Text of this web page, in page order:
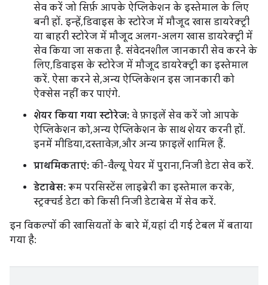
सेव करें जो सिर्फ़ आपके ऐप्लिकेशन के इस्तेमाल के लिए
बनी हों. इन्हें, डिवाइस के स्टोरेज में मौजूद खास डायरेक्ट्री
या बाहरी स्टोरेज में मौजूद अलग-अलग खास डायरेक्ट्री में
सेव किया जा सकता है. संवेदनशील जानकारी सेव करने के
लिए, डिवाइस के स्टोरेज में मौजूद डायरेक्ट्री का इस्तेमाल
करें. ऐसा करने से, अन्य ऐप्लिकेशन इस जानकारी को
ऐक्सेस नहीं कर पाएंगे.
शेयर किया गया स्टोरेज: वे फ़ाइलें सेव करें जो आपके
ऐप्लिकेशन को, अन्य ऐप्लिकेशन के साथ शेयर करनी हों.
इनमें मीडिया, दस्तावेज़, और अन्य फ़ाइलें शामिल हैं.
प्राथमिकताएं: की-वैल्यू पेयर में पुराना, निजी डेटा सेव करें.
डेटाबेस: रूम परसिस्टेंस लाइब्रेरी का इस्तेमाल करके,
स्ट्रक्चर्ड डेटा को किसी निजी डेटाबेस में सेव करें.
इन विकल्पों की खासियतों के बारे में, यहां दी गई टेबल में बताया
गया है: